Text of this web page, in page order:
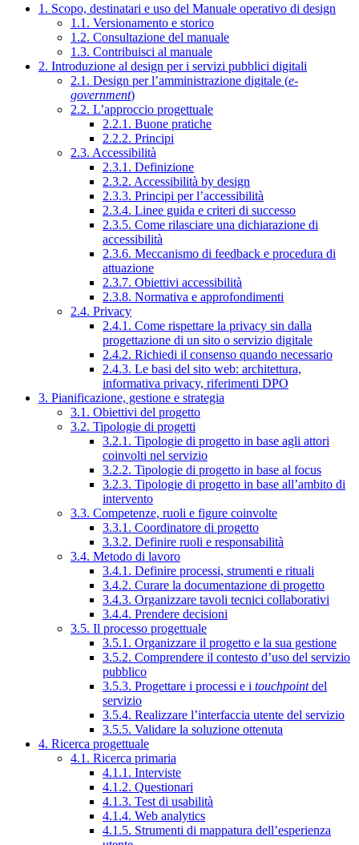
1. Scopo, destinatari e uso del Manuale operativo di design
1.1. Versionamento e storico
1.2. Consultazione del manuale
1.3. Contribuisci al manuale
2. Introduzione al design per i servizi pubblici digitali
2.1. Design per l’amministrazione digitale (e-
government)
2.2. L’approccio progettuale
2.2.1. Buone pratiche
2.2.2. Principi
2.3. Accessibilità
2.3.1. Definizione
2.3.2. Accessibilità by design
2.3.3. Principi per l’accessibilità
2.3.4. Linee guida e criteri di successo
2.3.5. Come rilasciare una dichiarazione di
accessibilità
2.3.6. Meccanismo di feedback e procedura di
attuazione
2.3.7. Obiettivi accessibilità
2.3.8. Normativa e approfondimenti
2.4. Privacy
2.4.1. Come rispettare la privacy sin dalla
progettazione di un sito o servizio digitale
2.4.2. Richiedi il consenso quando necessario
2.4.3. Le basi del sito web: architettura,
informativa privacy, riferimenti DPO
3. Pianificazione, gestione e strategia
3.1. Obiettivi del progetto
3.2. Tipologie di progetti
3.2.1. Tipologie di progetto in base agli attori
coinvolti nel servizio
3.2.2. Tipologie di progetto in base al focus
3.2.3. Tipologie di progetto in base all’ambito di
intervento
3.3. Competenze, ruoli e figure coinvolte
3.3.1. Coordinatore di progetto
3.3.2. Definire ruoli e responsabilità
3.4. Metodo di lavoro
3.4.1. Definire processi, strumenti e rituali
3.4.2. Curare la documentazione di progetto
3.4.3. Organizzare tavoli tecnici collaborativi
3.4.4. Prendere decisioni
3.5. Il processo progettuale
3.5.1. Organizzare il progetto e la sua gestione
3.5.2. Comprendere il contesto d’uso del servizio
pubblico
3.5.3. Progettare i processi e i touchpointdel
servizio
3.5.4. Realizzare l’interfaccia utente del servizio
3.5.5. Validare la soluzione ottenuta
4. Ricerca progettuale
4.1. Ricerca primaria
4.1.1. Interviste
4.1.2. Questionari
4.1.3. Test di usabilità
4.1.4. Web analytics
4.1.5. Strumenti di mappatura dell’esperienza